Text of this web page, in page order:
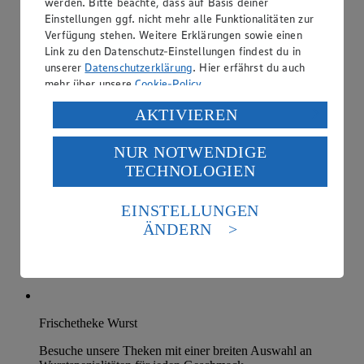
Frischetheke Wurst
Besuche unsere Theken mit einer breiten Auswahl an
Einstellungen ggf. nicht mehr alle Funktionalitäten zur
Verfügung stehen. Weitere Erklärungen sowie einen
Link zu den Datenschutz-Einstellungen findest du in
unserer Datenschutzerklärung. Hier erfährst du auch
mehr über unsereCookie-Policy.
Verarbeitung deiner personenbezogenen Daten in den
USA durch Facebook und YouTube:
Wenn du auf „Aktivieren“ klickst, willigst du im Sinne
des Art. 49 Abs. 1 Satz 1 lit. a) DSGVO ein, dass deine
Daten in den USA verarbeitet werden. Der EuGH sieht
die USA als Land mit einem nach europäischen
Standards nicht angemessenen Datenschutzniveau an.
Es besteht das Risiko eines Zugriffs durch US-
Informationen zum Herausgeber der Seite findest du
AKTIVIEREN
NUR NOTWENDIGE
TECHNOLOGIEN
EINSTELLUNGEN
ÄNDERN